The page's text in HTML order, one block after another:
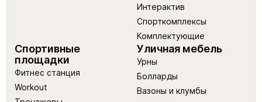
Интерактив
Спорткомплексы
Комплектующие
Спортивные
площадки
Фитнес станция
Workout
Уличная мебель
Урны
Болларды
Вазоны и клумбы